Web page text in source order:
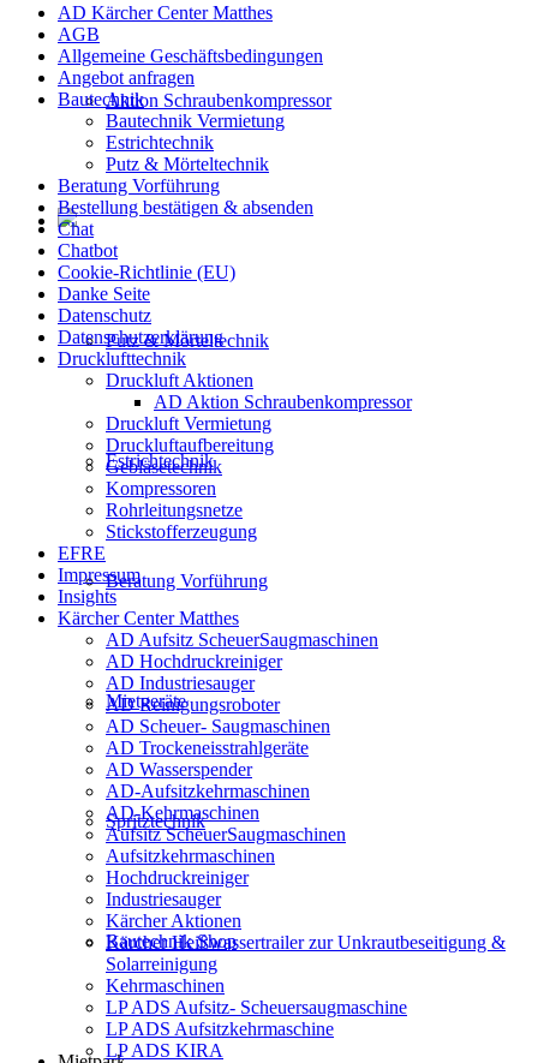
Aktion Schraubenkompressor
Putz & Mörteltechnik
Estrichtechnik
Beratung Vorführung
Mietgeräte
Spritztechnik
Bautechnik Shop
AD Kärcher Center Matthes
AGB
Allgemeine Geschäftsbedingungen
Angebot anfragen
Bautechnik
Bautechnik Vermietung
Estrichtechnik
Putz & Mörteltechnik
Beratung Vorführung
Bestellung bestätigen & absenden
Chat
Chatbot
Cookie-Richtlinie (EU)
Danke Seite
Datenschutz
Datenschutzerklärung
Drucklufttechnik
Druckluft Aktionen
AD Aktion Schraubenkompressor
Druckluft Vermietung
Druckluftaufbereitung
Gebläsetechnik
Kompressoren
Rohrleitungsnetze
Stickstofferzeugung
EFRE
Impressum
Insights
Kärcher Center Matthes
AD Aufsitz ScheuerSaugmaschinen
AD Hochdruckreiniger
AD Industriesauger
AD Reinigungsroboter
AD Scheuer- Saugmaschinen
AD Trockeneisstrahlgeräte
AD Wasserspender
AD-Aufsitzkehrmaschinen
AD-Kehrmaschinen
Aufsitz ScheuerSaugmaschinen
Aufsitzkehrmaschinen
Hochdruckreiniger
Industriesauger
Kärcher Aktionen
Kärcher Heißwassertrailer zur Unkrautbeseitigung &
Solarreinigung
Kehrmaschinen
LP ADS Aufsitz- Scheuersaugmaschine
LP ADS Aufsitzkehrmaschine
LP ADS KIRA